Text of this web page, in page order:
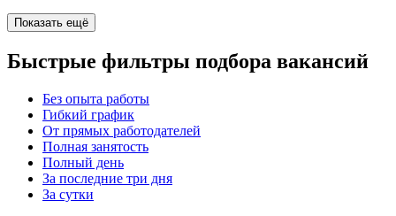
Показать ещё
Быстрые фильтры подбора вакансий
Без опыта работы
Гибкий график
От прямых работодателей
Полная занятость
Полный день
За последние три дня
За сутки